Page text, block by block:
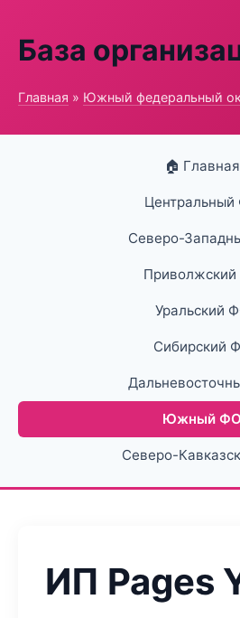
База
Главная » Южный федеральный
🏠 Главная
Северо-
Уральский
Сибирский
Южный ФО
Северо-
ИП Pages